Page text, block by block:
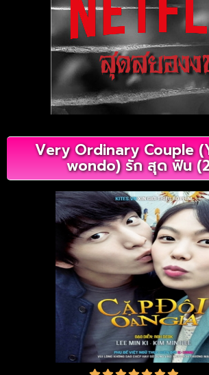
Very Ordinary Couple
wondo) รัก สุด ฟิน